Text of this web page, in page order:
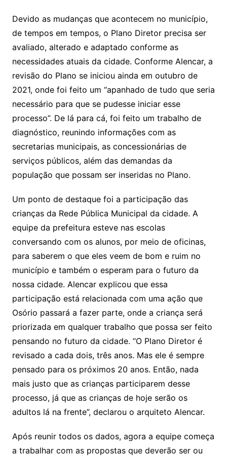
Devido as mudanças que acontecem no município,
de tempos em tempos, o Plano Diretor precisa ser
avaliado, alterado e adaptado conforme as
necessidades atuais da cidade. Conforme Alencar, a
revisão do Plano se iniciou ainda em outubro de
2021, onde foi feito um “apanhado de tudo que seria
necessário para que se pudesse iniciar esse
processo”. De lá para cá, foi feito um trabalho de
diagnóstico, reunindo informações com as
secretarias municipais, as concessionárias de
serviços públicos, além das demandas da
população que possam ser inseridas no Plano.
Um ponto de destaque foi a participação das
crianças da Rede Pública Municipal da cidade. A
equipe da prefeitura esteve nas escolas
conversando com os alunos, por meio de oficinas,
para saberem o que eles veem de bom e ruim no
município e também o esperam para o futuro da
nossa cidade. Alencar explicou que essa
participação está relacionada com uma ação que
Osório passará a fazer parte, onde a criança será
priorizada em qualquer trabalho que possa ser feito
pensando no futuro da cidade. “O Plano Diretor é
revisado a cada dois, três anos. Mas ele é sempre
pensado para os próximos 20 anos. Então, nada
mais justo que as crianças participarem desse
processo, já que as crianças de hoje serão os
adultos lá na frente”, declarou o arquiteto Alencar.
Após reunir todos os dados, agora a equipe começa
a trabalhar com as propostas que deverão ser ou